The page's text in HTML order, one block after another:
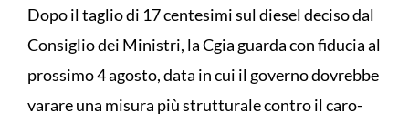
Dopo il taglio di 17 centesimi sul diesel deciso dal
Consiglio dei Ministri, la Cgia guarda con fiducia al
prossimo 4 agosto, data in cui il governo dovrebbe
varare una misura più strutturale contro il caro-